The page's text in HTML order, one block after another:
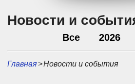
Новости и
Все 2026
Главная>Новости и события